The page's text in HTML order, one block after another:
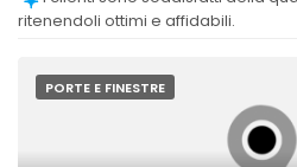
ritenendoli ottimi e affidabili.
PORTE E FINESTRE